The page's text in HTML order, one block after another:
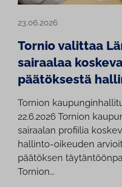
23.06.2026
Tornio valittaa
sairaalaa
päätöksestä
Tornion
22.6.2026 Tornion
sairaalan profiilia
hallinto-oikeuden
päätöksen
Tornion...